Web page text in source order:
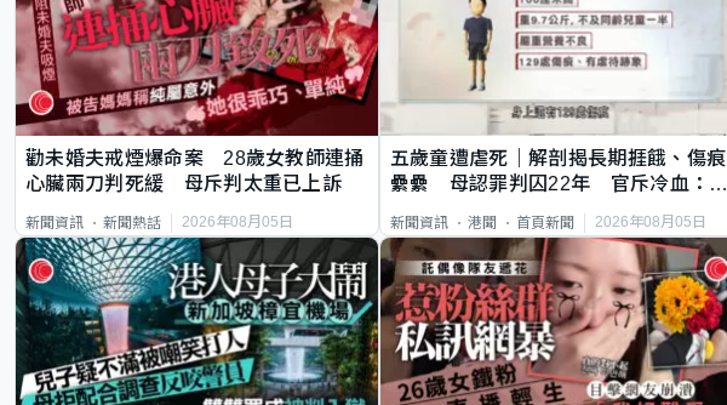
勸未婚夫戒煙爆命案 28歲女教師連捅
心臟兩刀判死緩 母斥判太重已上訴
新聞資訊 新聞熱話 2026年08月05日
五歲童遭虐死｜解剖揭長期捱餓、傷痕
纍纍 母認罪判囚22年 官斥冷血：同
新聞資訊 港聞 首頁新聞 2026年08月05日